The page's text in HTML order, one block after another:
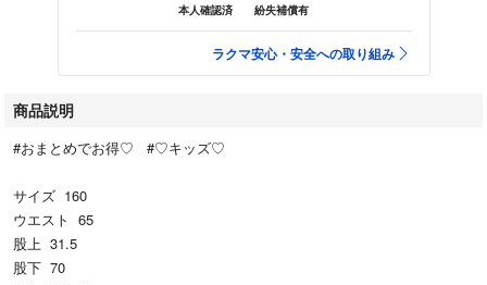
本人確認済 紛失補償有
ラクマ安心・安全への取り組み
商品説明
#おまとめでお得♡ #♡キッズ♡
サイズ 160
ウエスト 65
股上 31.5
股下 70